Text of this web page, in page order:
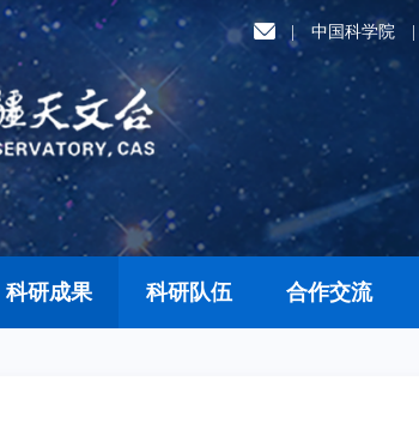
| 中国科学院
科研成果 科研队伍 合作交流